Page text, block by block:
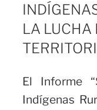
LA LUCHA
El Informe
Indígenas